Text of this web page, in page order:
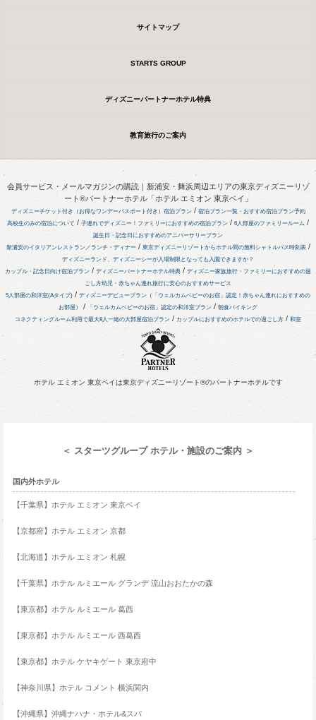
サイトマップ
STARTS GROUP
ディズニーパートナーホテル特典
教育旅行のご案内
会員サービス・メールマガジンの購読｜新浦安・舞浜周辺エリアの東京ディズニーリゾ
ート®パートナーホテル「ホテル エミオン 東京ベイ」
ディズニーチケット付き（お得なワンデーパスポート付き）宿泊プラン/ 宿泊プラン一覧・おすすめ宿泊プラン予約
高校生のみの宿泊について / 子連れでディズニー！ファミリーにおすすめの宿泊プラン / 6人部屋のファミリールーム /
誕生日・記念日におすすめのアニバーサリープラン
新浦安のイタリアンレストラン／ランチ・ディナー/ 東京ディズニーリゾートからホテル間の無料シャトルバス時刻表/
ディズニーランド、ディズニーシーが入場制限となっても入園できますか？
カップル・記念日向け宿泊プラン / ディズニーパートナーホテル特典 / ディズニー家族旅行・ファミリーにおすすめの過
ごし方幼児・赤ちゃん連れ旅行に安心のおすすめサービス
5人部屋の和洋室(Aタイプ) / ディズニーデビュープラン（「ウェルカムベビーのお宿」認定！赤ちゃん連れにおすすめの
お部屋）
/ 「ウェルカムベビーのお宿」認定の和洋室プラン / 朝食バイキング
コネクティングルーム利用で最大8人一緒の大部屋宿泊プラン / カップルにおすすめのホテルでの過ごし方 / 和室
ホテル エミオン 東京ベイは東京ディズニーリゾート®のパートナーホテルです
＜ スターツグループ ホテル・施設のご案内 ＞
国内外ホテル
【千葉県】ホテル エミオン 東京ベイ
【京都府】ホテル エミオン 京都
【北海道】ホテル エミオン 札幌
【千葉県】ホテル ルミエール グランデ 流山おおたかの森
【東京都】ホテル ルミエール 葛西
【東京都】ホテル ルミエール 西葛西
【東京都】ホテル ケヤキゲート 東京府中
【神奈川県】ホテル コメント 横浜関内
【沖縄県】沖縄ナハナ・ホテル&スパ